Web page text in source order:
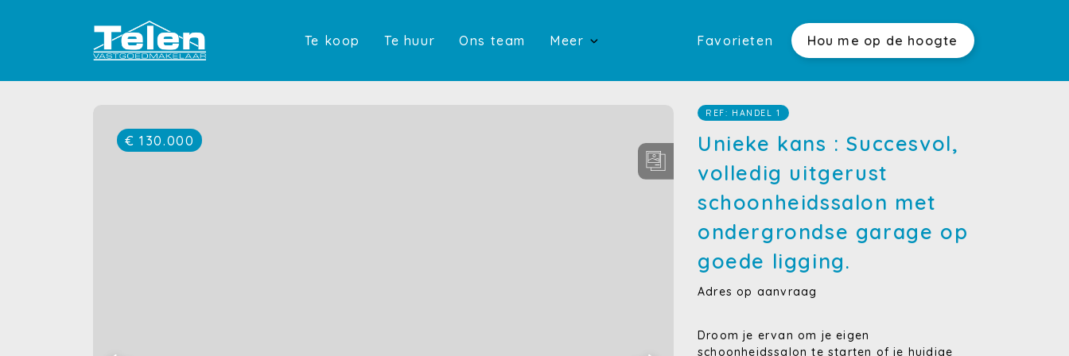
Te koop (Te koop)
Te huur (Te huur)
Ons team (Ons team)
Meer
(Onze diensten)
(Verhuur)
(Syndicus)
(Rentmeesterschap)
(Projectontwikkeling)
(Nieuwbouw)
(Contact)
Favorieten Hou me op de hoogte
€ 130.000
REF: HANDEL 1
Unieke kans : Succesvol,
volledig uitgerust
schoonheidssalon met
ondergrondse garage op
goede ligging.
Adres op aanvraag
Droom je ervan om je eigen
schoonheidssalon te starten of je huidige